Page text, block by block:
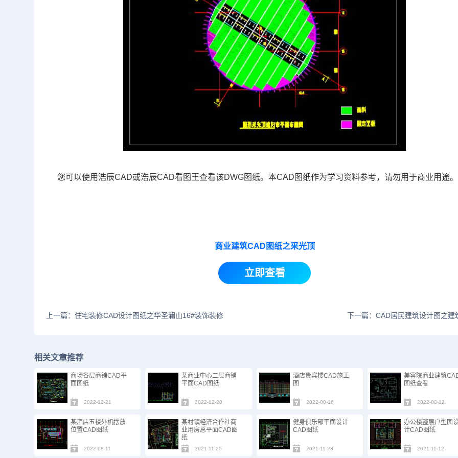
您可以使用浩辰CAD或浩辰CAD看图王查看该DWG图纸。本CAD图纸作为学习资料参考，请勿用于商业用途。
商业建筑CAD图纸之采光顶
立即查看
上一篇：住宅装修CAD设计图纸之华圣澜山16#装饰装修 下一篇：CAD居民建筑设计图之建
相关文章推荐
商场​各层商铺CAD平
面图纸
2022-12-21
某商业中心二层商铺
平面CAD图纸
2022-12-20
酒店贵宾楼CAD施工
图
2022-08-16
美容院商业建筑
图纸查看
2022-08-12
某酒店五楼外机摆放
位置CAD图纸
2022-08-11
某村镇经济合作社商
业用房总平面CAD图
纸
2021-11-25
健身俱乐部平面设计
CAD图纸
2021-11-23
办公楼整层户型图
计CAD图纸
2021-11-12